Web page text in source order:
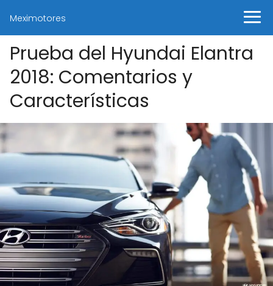
Meximotores
Prueba del Hyundai Elantra
2018: Comentarios y
Características